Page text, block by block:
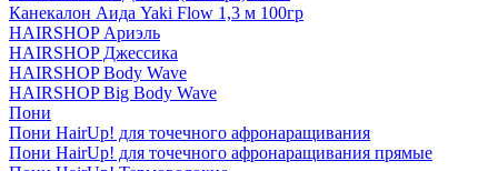
Канекалон Аида Yaki Flow 1,3 м 100гр
HAIRSHOP Ариэль
HAIRSHOP Джессика
HAIRSHOP Body Wave
HAIRSHOP Big Body Wave
Пони
Пони HairUp! для точечного афронаращивания
Пони HairUp! для точечного афронаращивания прямые